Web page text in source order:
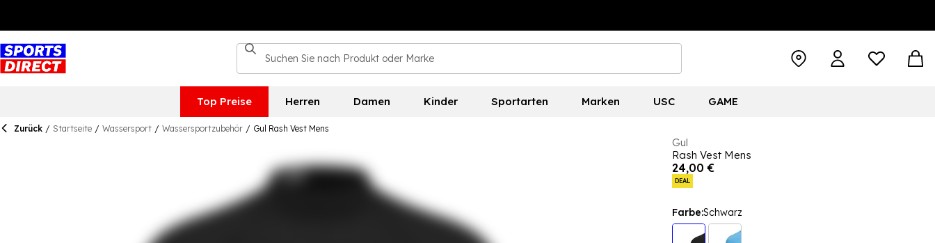
Top Preise Herren Damen Kinder Sportarten Marken USC GAME
Zurück / Startseite / Wassersport / Wassersportzubehör / Gul Rash Vest Mens
Gul
Rash Vest Mens
24,00 €
DEAL
Farbe:Schwarz